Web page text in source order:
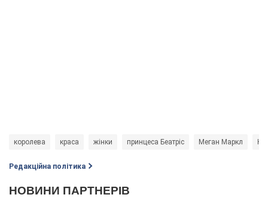
королева краса жінки принцеса Беатріс Меган Маркл
Редакційна політика